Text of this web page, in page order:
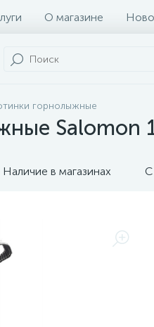
О магазине
горнолыжные
Salomon
Наличие в магазинах С